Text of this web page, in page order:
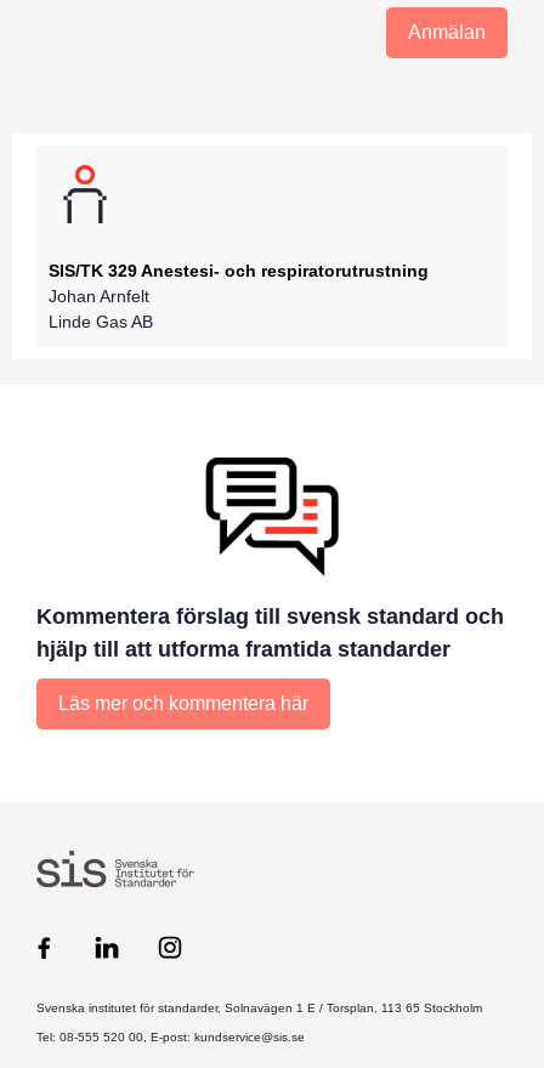
Anmälan
SIS/TK 329 Anestesi- och respiratorutrustning
Johan Arnfelt
Linde Gas AB
Kommentera förslag till svensk standard och
hjälp till att utforma framtida standarder
Läs mer och kommentera här
Svenska institutet för standarder, Solnavägen 1 E / Torsplan, 113 65 Stockholm
Tel: 08-555 520 00, E-post: kundservice@sis.se